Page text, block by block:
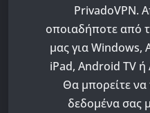
PrivadoVPN.
οποιαδήποτε από
μας για Windows,
iPad, Android TV ή
Θα μπορείτε
δεδομένα σας